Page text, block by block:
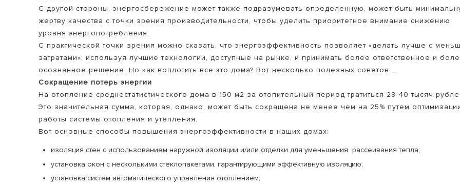
С другой стороны, энергосбережение может также подразумевать определенную, может быть
жертву качества с точки зрения производительности, чтобы уделить приоритетное внимание снижению
уровня энергопотребления.
С практической точки зрения можно сказать, что энергоэффективность позволяет «делать лучше с
затратами», используя лучшие технологии, доступные на рынке, и принимать более ответственное и
осознанное решение. Но как воплотить все это дома? Вот несколько полезных советов ...
Сокращение потерь энергии
На отопление среднестатистического дома в 150 м2 за отопительный период тратиться 28-40 тысяч
Это значительная сумма, которая, однако, может быть сокращена не менее чем на 25% путем
работы системы отопления и утепления.
Вот основные способы повышения энергоэффективности в наших домах:
изоляция стен с использованием наружной изоляции и/или отделки для уменьшения рассеивания тепла;
установка окон с несколькими стеклопакетами, гарантирующими эффективную изоляцию;
установка систем автоматического управления отоплением;